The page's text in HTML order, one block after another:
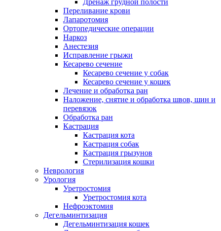
Дренаж грудной полости
Переливание крови
Лапаротомия
Ортопедические операции
Наркоз
Анестезия
Исправление грыжи
Кесарево сечение
Кесарево сечение у собак
Кесарево сечение у кошек
Лечение и обработка ран
Наложение, снятие и обработка швов, шин и
перевязок
Обработка ран
Кастрация
Кастрация кота
Кастрация собак
Кастрация грызунов
Стерилизация кошки
Неврология
Урология
Уретростомия
Уретростомия кота
Нефроэктомия
Дегельминтизация
Дегельминтизация кошек